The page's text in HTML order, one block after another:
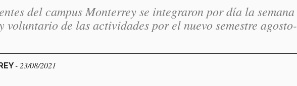
del campus Monterrey se integraron por día la semana
voluntario de las actividades por el nuevo semestre agosto-
- 23/08/2021